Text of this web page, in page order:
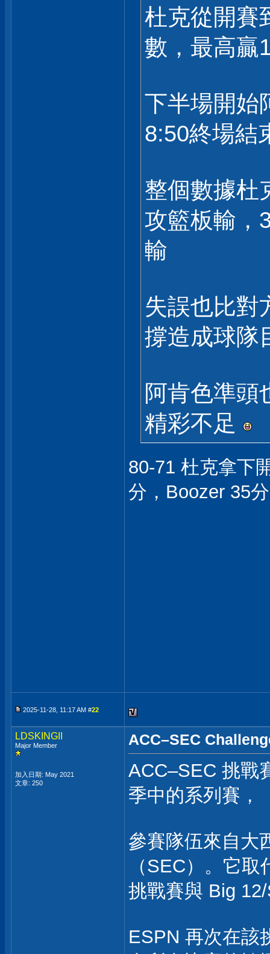
杜克從開賽
數，最高贏
下半場開始
8:50終場結
整個數據杜
攻籃板輸，
輸
失誤也比對
撐造成球隊
阿肯色準頭
精彩不足
80-71 杜克拿下
分，Boozer 35
2025-11-28, 11:17 AM #22
LDSKINGII
Major Member
加入日期: May 2021
文章: 250
ACC–SEC
ACC–SEC 挑戰
季中的系列賽，
參賽隊伍來自大
（SEC）。它
挑戰賽與 Big
ESPN 再次在該